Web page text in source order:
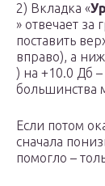
2) Вкладка «
» отвечает за
поставить
вправо), а
) на +10.0 Дб
большинства
Если потом
сначала
помогло –